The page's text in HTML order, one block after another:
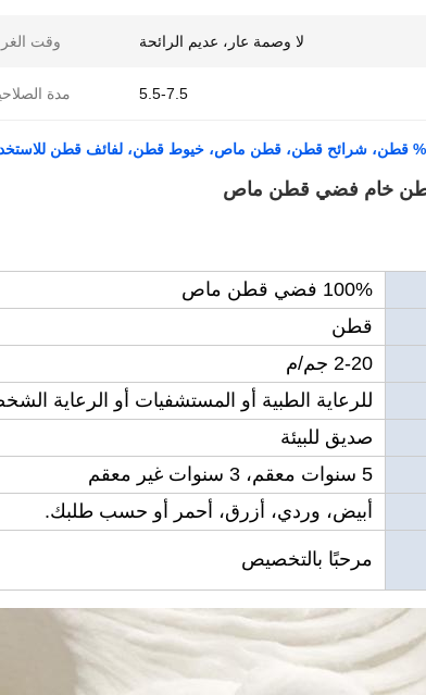
لا وصمة عار، عديم الرائحة وقت
5.5-7.5 مدة
100% فضي قطن ماص
قطن
2-20 جم/م
للرعاية الطبية أو المستشفيات أو الرعاية
صديق للبيئة
5 سنوات معقم، 3 سنوات غير معقم
أبيض، وردي، أزرق، أحمر أو حسب طلبك.
مرحبًا بالتخصيص